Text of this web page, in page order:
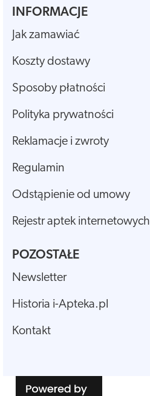
INFORMACJE
Jak zamawiać
Koszty dostawy
Sposoby płatności
Polityka prywatności
Reklamacje i zwroty
Regulamin
Odstąpienie od umowy
Rejestr aptek internetowych
POZOSTAŁE
Newsletter
Historia i-Apteka.pl
Kontakt